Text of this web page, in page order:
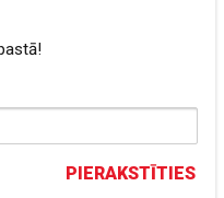
PIERAKSTĪTIES